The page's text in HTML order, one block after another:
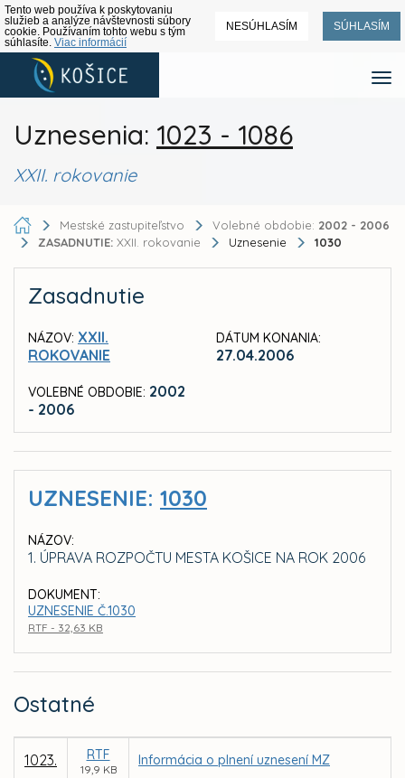
Tento web používa k poskytovaniu
služieb a analýze návštevnosti súbory
cookie. Používaním tohto webu s tým
súhlasíte. Viac informácií
NESÚHLASÍM SÚHLASÍM
Uznesenia: 1023 - 1086
XXII. rokovanie
Mestské zastupiteľstvo Volebné obdobie: 2002 - 2006
ZASADNUTIE: XXII. rokovanie Uznesenie 1030
Zasadnutie
NÁZOV: XXII.
ROKOVANIE
VOLEBNÉ OBDOBIE: 2002
- 2006
DÁTUM KONANIA:
27.04.2006
UZNESENIE: 1030
NÁZOV:
1. ÚPRAVA ROZPOČTU MESTA KOŠICE NA ROK 2006
DOKUMENT:
UZNESENIE Č.1030
RTF - 32,63 KB
Ostatné
1023. RTF
19,9 KB
Informácia o plnení uznesení MZ